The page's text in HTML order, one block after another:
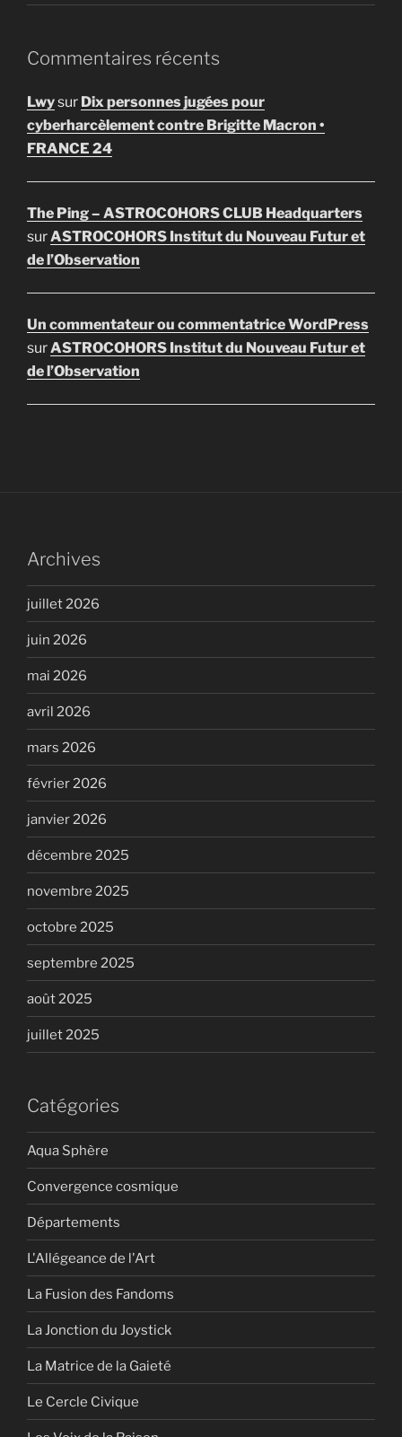
Commentaires récents
Lwysur Dix personnes jugées pour
cyberharcèlement contre Brigitte Macron •
FRANCE 24
The Ping – ASTROCOHORS CLUB Headquarters
surASTROCOHORS Institut du Nouveau Futur et
de l’Observation
Un commentateur ou commentatrice WordPress
surASTROCOHORS Institut du Nouveau Futur et
de l’Observation
Archives
juillet 2026
juin 2026
mai 2026
avril 2026
mars 2026
février 2026
janvier 2026
décembre 2025
novembre 2025
octobre 2025
septembre 2025
août 2025
juillet 2025
Catégories
Aqua Sphère
Convergence cosmique
Départements
L'Allégeance de l'Art
La Fusion des Fandoms
La Jonction du Joystick
La Matrice de la Gaieté
Le Cercle Civique